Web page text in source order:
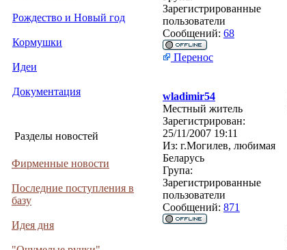
Рождество и Новый год
Кормушки
Идеи
Документация
Разделы новостей
Фирменные новости
Последние поступления в
базу
Идея дня
Зарегистрированные
пользователи
Сообщений: 68
Перенос
wladimir54
Местный житель
Зарегистрирован:
25/11/2007 19:11
Из: г.Могилев, любимая
Беларусь
Група:
Зарегистрированные
пользователи
Сообщений: 871